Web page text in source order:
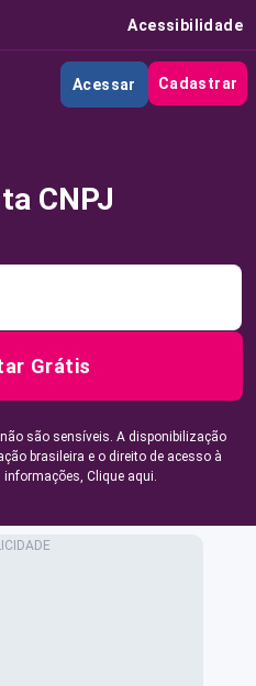
Acessibilidade
Acessar Cadastrar
CNPJ
Grátis
são sensíveis. A disponibilização
brasileira e o direito de acesso à
informações, Clique aqui.